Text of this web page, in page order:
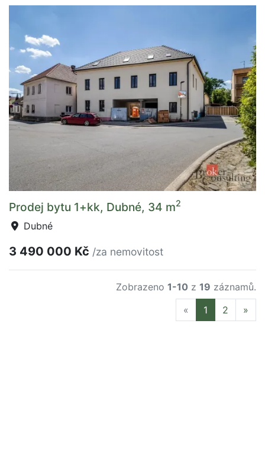
Prodej bytu 1+kk, Dubné, 34 m2
Dubné
3 490 000 Kč /za nemovitost
Zobrazeno 1-10 z 19 záznamů.
« Previous
1 2 »